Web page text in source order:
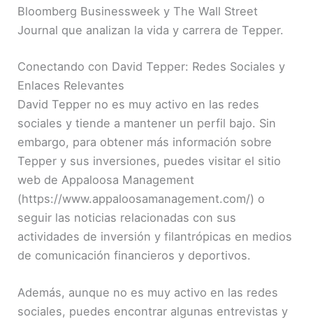
Bloomberg Businessweek y The Wall Street
Journal que analizan la vida y carrera de Tepper.
Conectando con David Tepper: Redes Sociales y
Enlaces Relevantes
David Tepper no es muy activo en las redes
sociales y tiende a mantener un perfil bajo. Sin
embargo, para obtener más información sobre
Tepper y sus inversiones, puedes visitar el sitio
web de Appaloosa Management
(https://www.appaloosamanagement.com/) o
seguir las noticias relacionadas con sus
actividades de inversión y filantrópicas en medios
de comunicación financieros y deportivos.
Además, aunque no es muy activo en las redes
sociales, puedes encontrar algunas entrevistas y